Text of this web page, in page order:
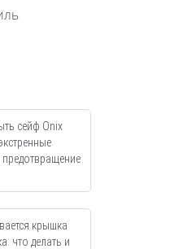
сейф Onix
крышка
что делать и